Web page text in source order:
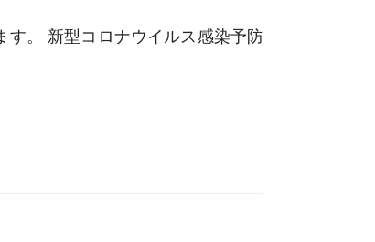
。 新型コロナウイルス感染予防